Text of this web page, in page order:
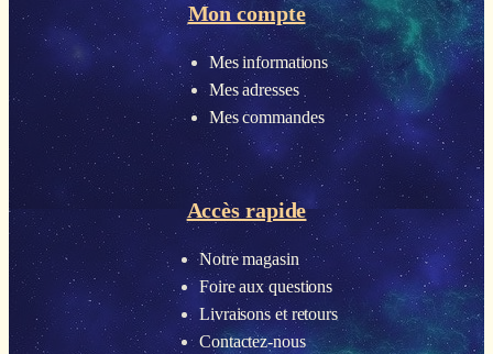
Mon compte
Mes informations
Mes adresses
Mes commandes
Accès rapide
Notre magasin
Foire aux questions
Livraisons et retours
Contactez-nous